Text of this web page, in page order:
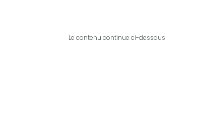
Le contenu continue ci-dessous